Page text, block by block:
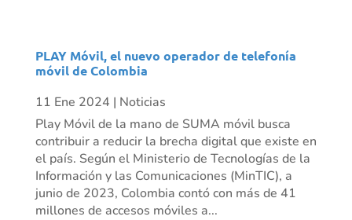
PLAY Móvil, el nuevo operador de telefonía
móvil de Colombia
11 Ene 2024 | Noticias
Play Móvil de la mano de SUMA móvil busca
contribuir a reducir la brecha digital que existe en
el país. Según el Ministerio de Tecnologías de la
Información y las Comunicaciones (MinTIC), a
junio de 2023, Colombia contó con más de 41
millones de accesos móviles a...